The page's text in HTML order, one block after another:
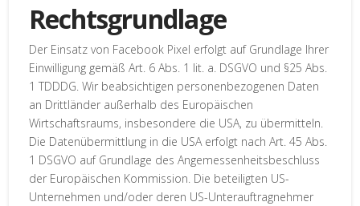
Rechtsgrundlage
Der Einsatz von Facebook Pixel erfolgt auf Grundlage Ihrer
Einwilligung gemäß Art. 6 Abs. 1 lit. a. DSGVO und §25 Abs.
1 TDDDG. Wir beabsichtigen personenbezogenen Daten
an Drittländer außerhalb des Europäischen
Wirtschaftsraums, insbesondere die USA, zu übermitteln.
Die Datenübermittlung in die USA erfolgt nach Art. 45 Abs.
1 DSGVO auf Grundlage des Angemessenheitsbeschluss
der Europäischen Kommission. Die beteiligten US-
Unternehmen und/oder deren US-Unterauftragnehmer